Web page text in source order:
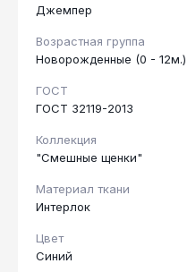
Джемпер
Возрастная группа
Новорожденные (0 - 12м.)
ГОСТ
ГОСТ 32119-2013
Коллекция
"Смешные щенки"
Материал ткани
Интерлок
Цвет
Синий